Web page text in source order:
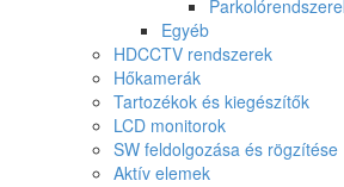
Egyéb
HDCCTV rendszerek
Hőkamerák
Tartozékok és kiegészítők
LCD monitorok
SW feldolgozása és rögzítése
Aktív elemek